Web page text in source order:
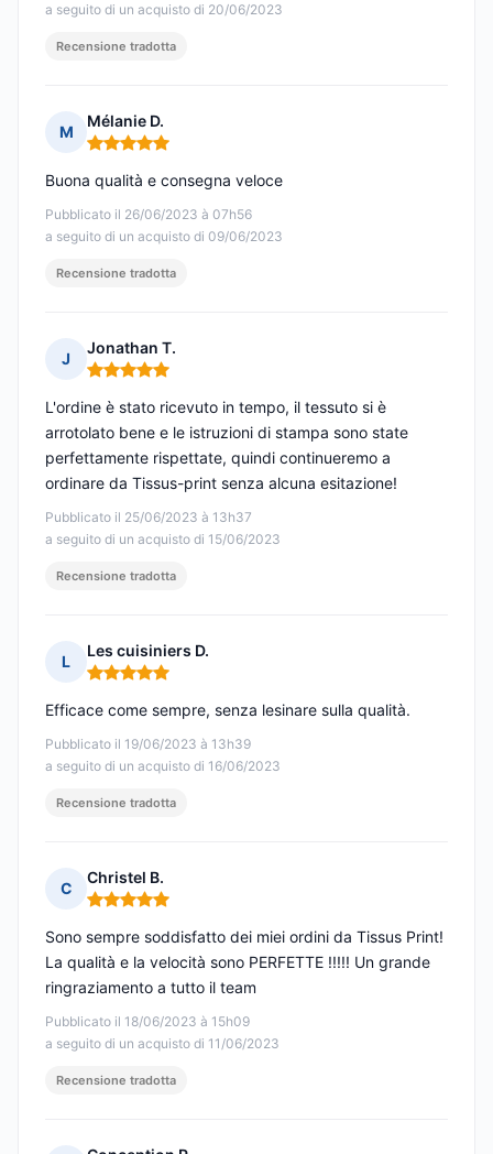
a seguito di un acquisto di 20/06/2023
Recensione tradotta
M
Mélanie D.
Nota: 5 su 5
Pubblicato il 26/06/2023 à 07h56
a seguito di un acquisto di 09/06/2023
Buona qualità e consegna veloce
Recensione tradotta
J
Jonathan T.
Nota: 5 su 5
Pubblicato il 25/06/2023 à 13h37
a seguito di un acquisto di 15/06/2023
L'ordine è stato ricevuto in tempo, il tessuto si è
arrotolato bene e le istruzioni di stampa sono state
perfettamente rispettate, quindi continueremo a
ordinare da Tissus-print senza alcuna esitazione!
Recensione tradotta
L
Les cuisiniers D.
Nota: 5 su 5
Pubblicato il 19/06/2023 à 13h39
a seguito di un acquisto di 16/06/2023
Efficace come sempre, senza lesinare sulla qualità.
Recensione tradotta
C
Christel B.
Nota: 5 su 5
Pubblicato il 18/06/2023 à 15h09
a seguito di un acquisto di 11/06/2023
Sono sempre soddisfatto dei miei ordini da Tissus Print!
La qualità e la velocità sono PERFETTE !!!!! Un grande
ringraziamento a tutto il team
Recensione tradotta